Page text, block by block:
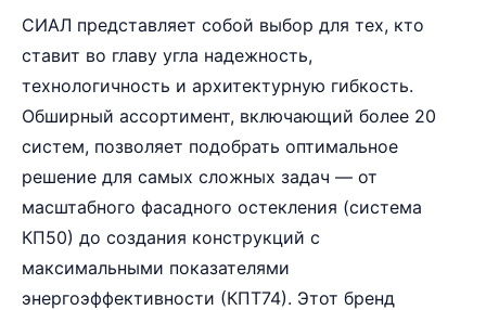
СИАЛ представляет собой выбор для тех, кто
ставит во главу угла надежность,
технологичность и архитектурную гибкость.
Обширный ассортимент, включающий более 20
систем, позволяет подобрать оптимальное
решение для самых сложных задач — от
масштабного фасадного остекления (система
КП50) до создания конструкций с
максимальными показателями
энергоэффективности (КПТ74). Этот бренд